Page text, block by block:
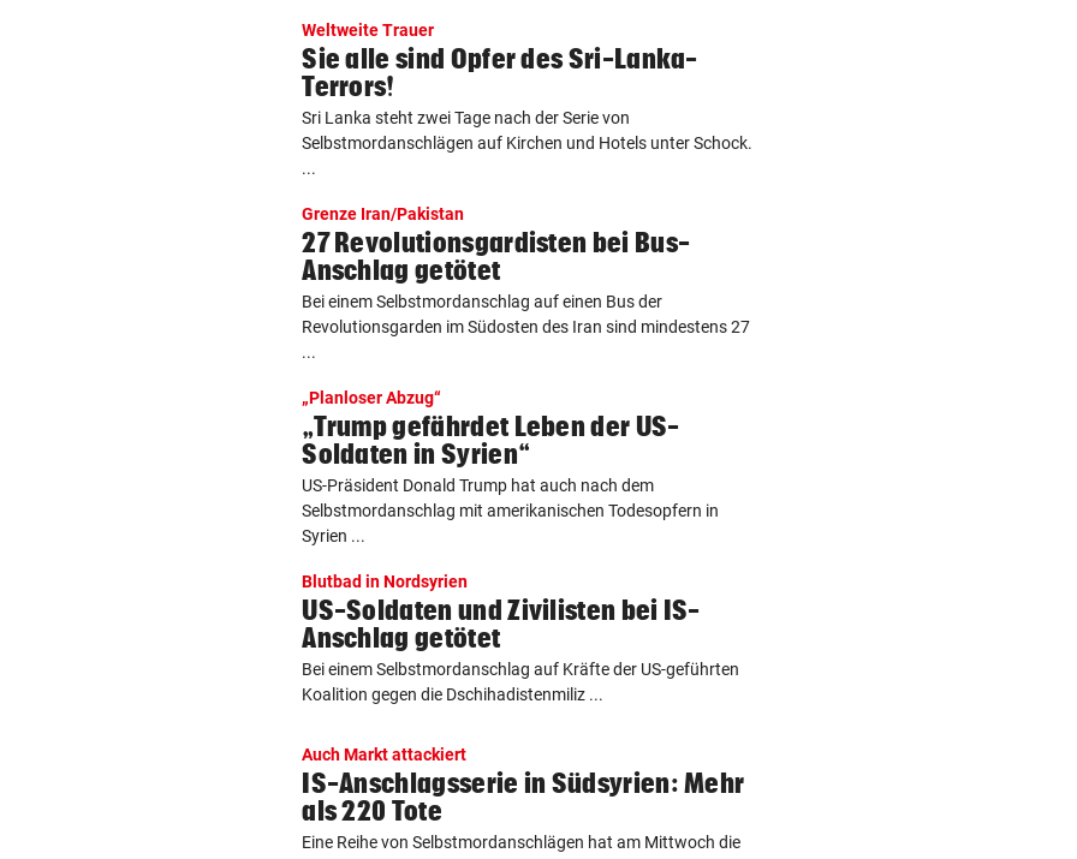
Weltweite Trauer
Sie alle sind Opfer des Sri-Lanka-
Terrors!
Sri Lanka steht zwei Tage nach der Serie von
Selbstmordanschlägen auf Kirchen und Hotels unter Schock.
...
Grenze Iran/Pakistan
27 Revolutionsgardisten bei Bus-
Anschlag getötet
Bei einem Selbstmordanschlag auf einen Bus der
Revolutionsgarden im Südosten des Iran sind mindestens 27
...
„Planloser Abzug“
„Trump gefährdet Leben der US-
Soldaten in Syrien“
US-Präsident Donald Trump hat auch nach dem
Selbstmordanschlag mit amerikanischen Todesopfern in
Syrien ...
Blutbad in Nordsyrien
US-Soldaten und Zivilisten bei IS-
Anschlag getötet
Bei einem Selbstmordanschlag auf Kräfte der US-geführten
Koalition gegen die Dschihadistenmiliz ...
Auch Markt attackiert
IS-Anschlagsserie in Südsyrien: Mehr
als 220 Tote
Eine Reihe von Selbstmordanschlägen hat am Mittwoch die